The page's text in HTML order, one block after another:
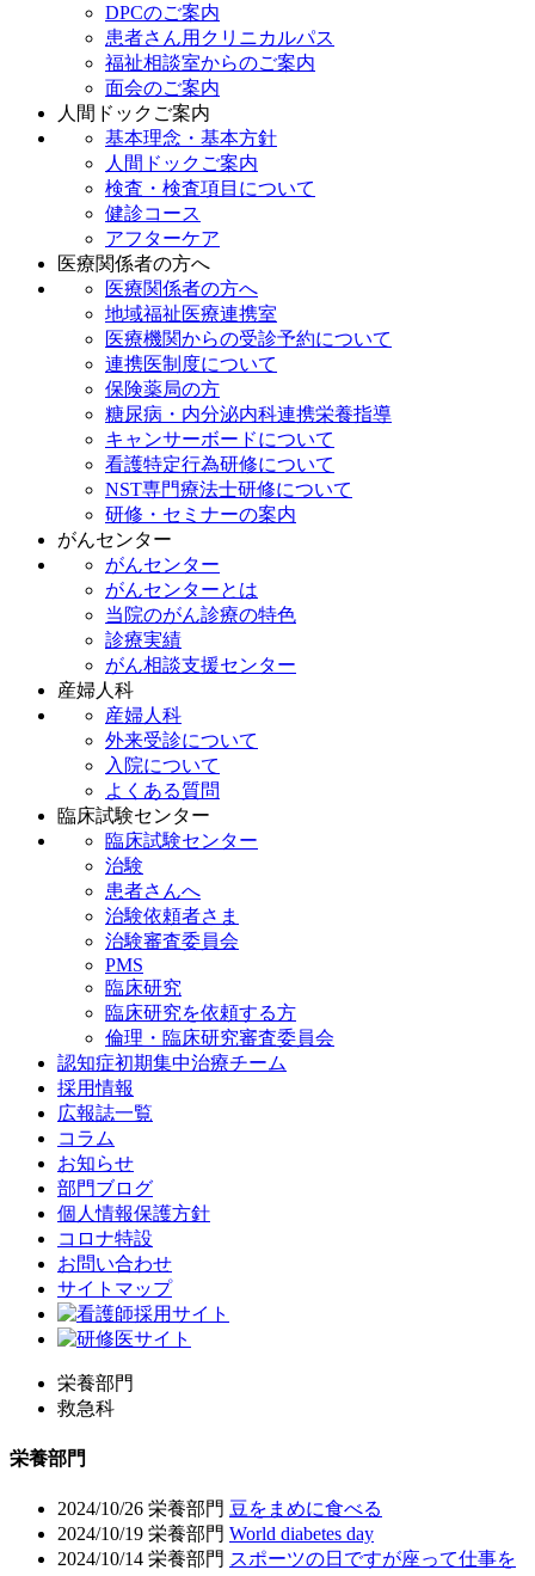
DPCのご案内
患者さん用クリニカルパス
福祉相談室からのご案内
面会のご案内
人間ドックご案内
基本理念・基本方針
人間ドックご案内
検査・検査項目について
健診コース
アフターケア
医療関係者の方へ
医療関係者の方へ
地域福祉医療連携室
医療機関からの受診予約について
連携医制度について
保険薬局の方
糖尿病・内分泌内科連携栄養指導
キャンサーボードについて
看護特定行為研修について
NST専門療法士研修について
研修・セミナーの案内
がんセンター
がんセンター
がんセンターとは
当院のがん診療の特色
診療実績
がん相談支援センター
産婦人科
産婦人科
外来受診について
入院について
よくある質問
臨床試験センター
臨床試験センター
治験
患者さんへ
治験依頼者さま
治験審査委員会
PMS
臨床研究
臨床研究を依頼する方
倫理・臨床研究審査委員会
認知症初期集中治療チーム
採用情報
広報誌一覧
コラム
お知らせ
部門ブログ
個人情報保護方針
コロナ特設
お問い合わせ
サイトマップ
栄養部門
救急科
栄養部門
2024/10/26 栄養部門 豆をまめに食べる
2024/10/19 栄養部門 World diabetes day
2024/10/14 栄養部門 スポーツの日ですが座って仕事を